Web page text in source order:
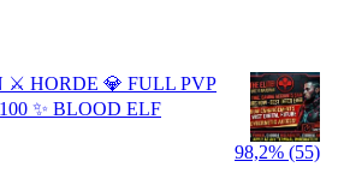
⚔️ HORDE 💎 FULL PVP
✨ BLOOD ELF
98,2% (55)